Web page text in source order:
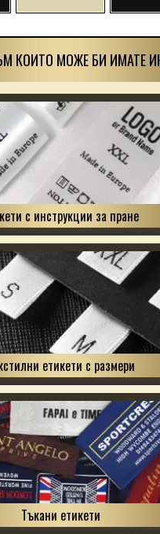
КОИТО МОЖЕ БИ ИМАТЕ
с инструкции за пране
етикети с размери
Тъкани етикети